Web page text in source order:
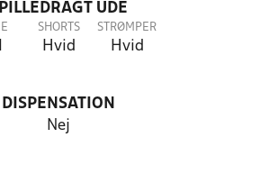
UDE
SHORTS
Hvid
STRØMPER
Hvid
DISPENSATION
Nej